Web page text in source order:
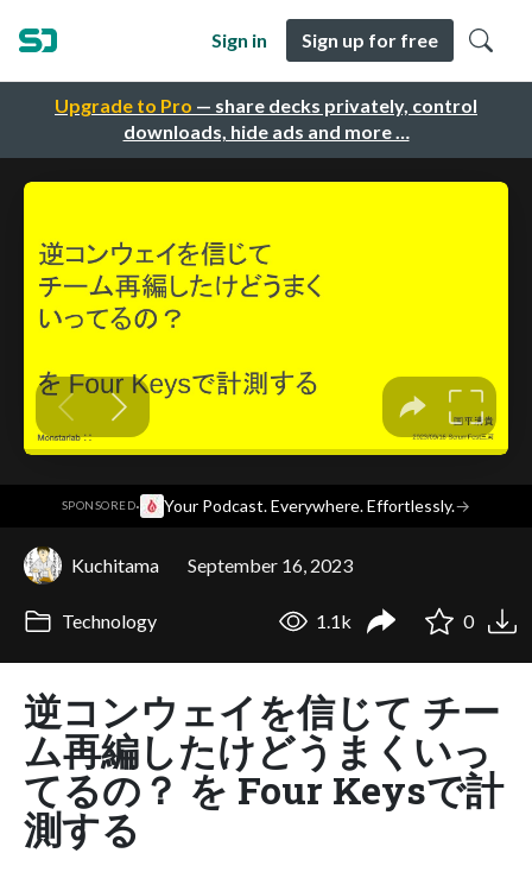
Upgrade to Pro — share decks privately, control
downloads, hide ads and more …
Sign in Sign up for free
SPONSORED· Your Podcast. Everywhere. Effortlessly.→
Kuchitama September 16, 2023
Technology 1.1k 0
逆コンウェイを信じて チー
ム再編したけどうまくいっ
てるの？ を Four Keysで計
測する